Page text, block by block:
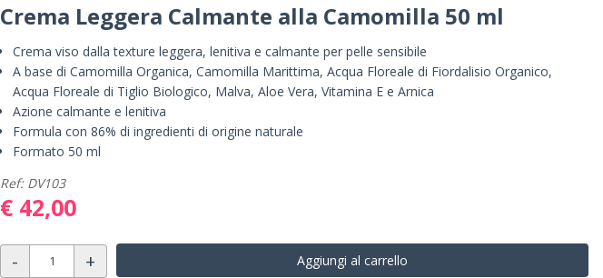
Crema Leggera Calmante alla Camomilla 50 ml
Crema viso dalla texture leggera, lenitiva e calmante per pelle sensibile
A base di Camomilla Organica, Camomilla Marittima, Acqua Floreale di Fiordalisio Organico,
Acqua Floreale di Tiglio Biologico, Malva, Aloe Vera, Vitamina E e Arnica
Azione calmante e lenitiva
Formula con 86% di ingredienti di origine naturale
Formato 50 ml
Ref: DV103
€ 42,00
- + Aggiungi al carrello